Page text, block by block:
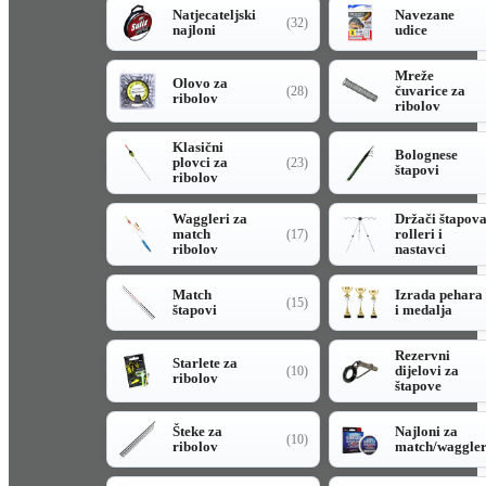
Natjecateljski
najloni
(32)
Navezane
udice
Olovo za
ribolov
(28)
Mreže
čuvarice za
ribolov
Klasični
plovci za
ribolov
(23)
Bolognese
štapovi
Waggleri za
match
ribolov
(17)
Držači štapova
rolleri i
nastavci
Match
štapovi
(15)
Izrada pehara
i medalja
Starlete za
ribolov
(10)
Rezervni
dijelovi za
štapove
Šteke za
ribolov
(10)
Najloni za
match/waggler